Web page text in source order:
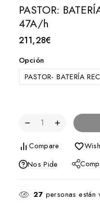
PASTOR:
47A/h
211,28€
Opción
PASTOR- BATERÍA
Compare
Nos Pide
27 personas están